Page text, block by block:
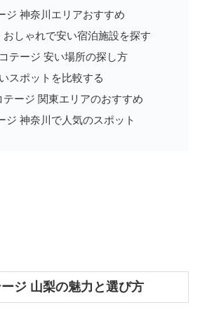
ジ 神奈川エリアおすすめ
しゃれで安い宿泊施設を探す
テージ 安い場所の探し方
スポットを比較する
ージ 関東エリアのおすすめ
ジ 神奈川で人気のスポット
ジ 山梨の魅力と選び方